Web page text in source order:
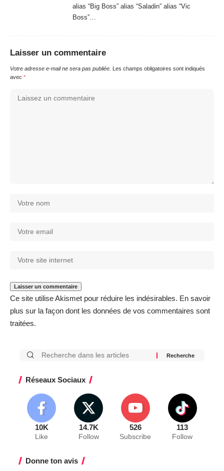
alias “Big Boss” alias “Saladin” alias “Vic
Boss”…
Laisser un commentaire
Votre adresse e-mail ne sera pas publiée. Les champs obligatoires sont indiqués
avec *
Ce site utilise Akismet pour réduire les indésirables. En savoir
plus sur la façon dont les données de vos commentaires sont
traitées.
Réseaux Sociaux
10K
Like
14.7K
Follow
526
Subscribe
113
Follow
Donne ton avis